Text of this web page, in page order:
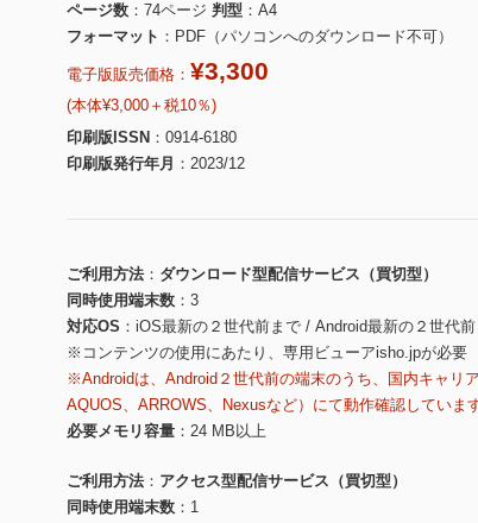
ページ数
74ページ 判型
A4
フォーマット
PDF（パソコンへのダウンロード不可）
電子版販売価格： ¥3,300
(本体¥3,000＋税10％)
印刷版ISSN
0914-6180
印刷版発行年月
2023/12
ご利用方法
ダウンロード型配信サービス（買切型）
同時使用端末数
3
対応OS
iOS最新の２世代前まで / Android最新の２世代
※コンテンツの使用にあたり、専用ビューアisho.jpが必要
※Androidは、Android２世代前の端末のうち、国内キャリ
AQUOS、ARROWS、Nexusなど）にて動作確認していま
必要メモリ容量
24 MB以上
ご利用方法
アクセス型配信サービス（買切型）
同時使用端末数
1